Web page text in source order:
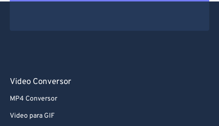
Video Conversor
MP4 Conversor
Video para GIF